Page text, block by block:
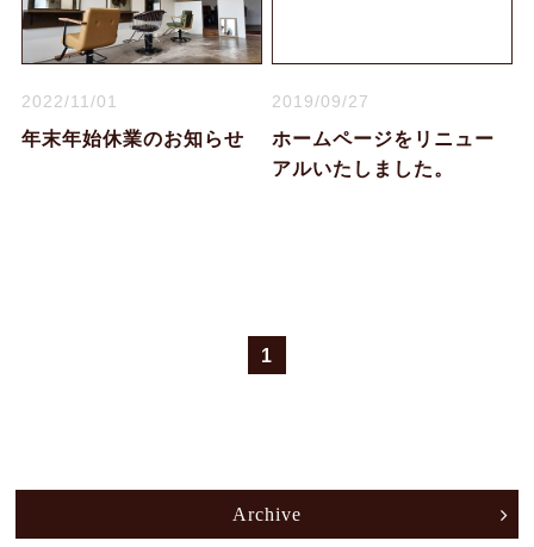
Blog
News
Voice
CLOSED : Mon・3rd Sun
2022/11/01
年末年始休業のお知らせ
2019/09/27
ホームページをリニュー
アルいたしました。
1
Archive